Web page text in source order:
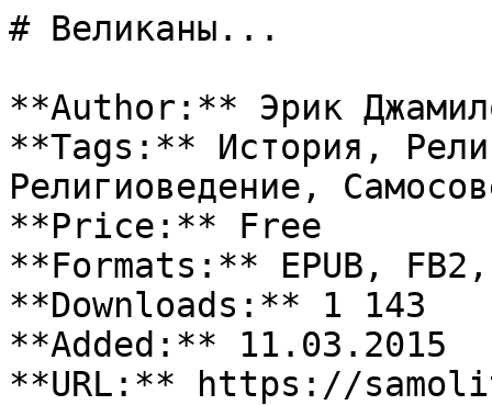
# Великаны...
**Author:** Эрик
**Tags:** История,
Религиоведение,
**Price:** Free
**Formats:** EPUB, FB2,
**Downloads:** 1 143
**Added:** 11.03.2015
**URL:** https://